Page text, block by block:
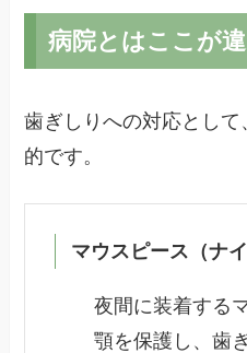
病院とはここが
歯ぎしりへの対応とし
的です。
マウスピース（ナ
夜間に装着する
顎を保護し、歯